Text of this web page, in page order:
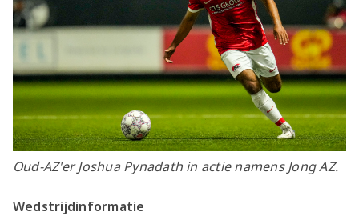
Oud-AZ'er Joshua Pynadath in actie namens Jong AZ.
Wedstrijdinformatie